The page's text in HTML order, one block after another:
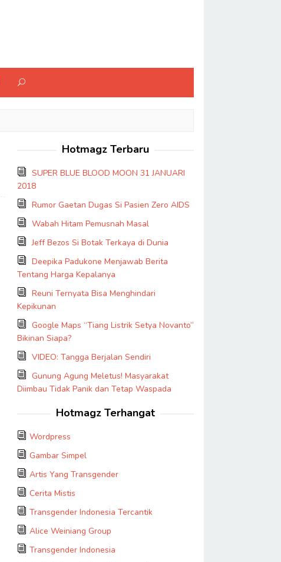
Hotmagz Terbaru
SUPER BLUE BLOOD MOON 31 JANUARI
2018
Rumor Gaetan Dugas Si Pasien Zero AIDS
Wabah Hitam Pemusnah Masal
Jeff Bezos Si Botak Terkaya di Dunia
Deepika Padukone Menjawab Berita
Tentang Harga Kepalanya
Reuni Ternyata Bisa Menghindari
Kepikunan
Google Maps “Tiang Listrik Setya Novanto”
Bikinan Siapa?
VIDEO: Tangga Berjalan Sendiri
Gunung Agung Meletus! Masyarakat
Diimbau Tidak Panik dan Tetap Waspada
Hotmagz Terhangat
Wordpress
Gambar Simpel
Artis Yang Transgender
Cerita Mistis
Transgender Indonesia Tercantik
Alice Weiniang Group
Transgender Indonesia